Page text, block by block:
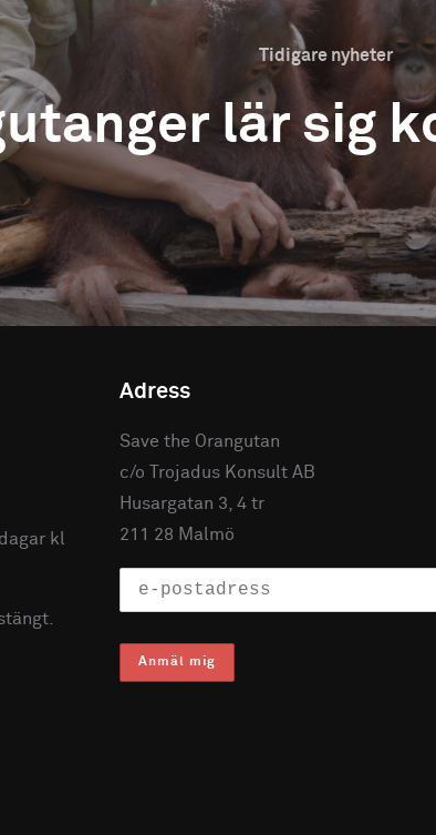
Tidigare nyheter
lär sig
kl
Adress
Save the Orangutan
c/o Trojadus Konsult AB
Husargatan 3, 4 tr
211 28 Malmö